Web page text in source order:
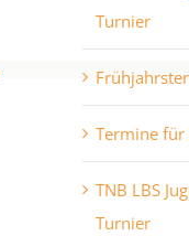
Turnier
Termine für
TNB LBS
Turnier